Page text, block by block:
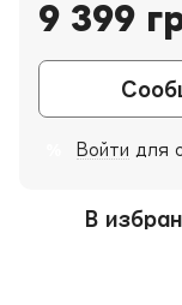
9 399
Войти для
В